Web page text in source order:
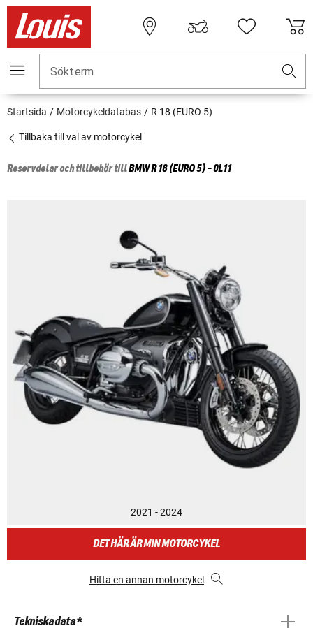
Sökterm
Startsida Motorcykeldatabas R 18 (EURO 5)
Tillbaka till val av motorcykel
Reservdelar och tillbehör tillBMWR 18 (EURO 5) - 0L11
2021 - 2024
DET HÄR ÄR MIN MOTORCYKEL
Hitta en annan motorcykel
Tekniska data *